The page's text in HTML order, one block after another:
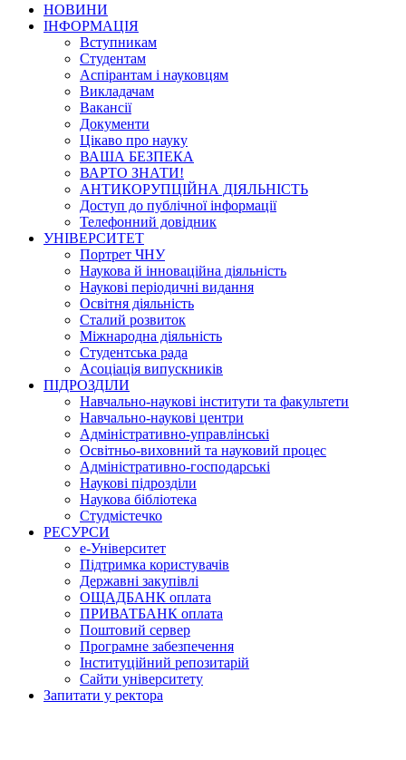
НОВИНИ
ІНФОРМАЦІЯ
Вступникам
Студентам
Аспірантам і науковцям
Викладачам
Вакансії
Документи
Цікаво про науку
ВАША БЕЗПЕКА
ВАРТО ЗНАТИ!
АНТИКОРУПЦІЙНА ДІЯЛЬНІСТЬ
Доступ до публічної інформації
Телефонний довідник
УНІВЕРСИТЕТ
Портрет ЧНУ
Наукова й інноваційна діяльність
Наукові періодичні видання
Освітня діяльність
Сталий розвиток
Міжнародна діяльність
Студентська рада
Асоціація випускників
ПІДРОЗДІЛИ
Навчально-наукові інститути та факультети
Навчально-наукові центри
Адміністративно-управлінські
Освітньо-виховний та науковий процес
Адміністративно-господарські
Наукові підрозділи
Наукова бібліотека
Студмістечко
РЕСУРСИ
е-Університет
Підтримка користувачів
Державні закупівлі
ОЩАДБАНК оплата
ПРИВАТБАНК оплата
Поштовий сервер
Програмне забезпечення
Інституційний репозитарій
Сайти університету
Запитати у ректора